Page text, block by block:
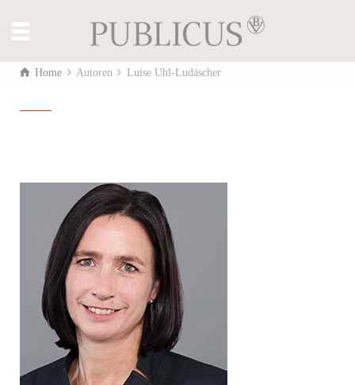
Home Autoren Luise Uhl-Ludäscher